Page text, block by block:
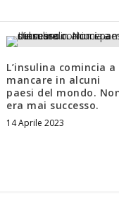
L’insulina comincia a
mancare in alcuni
paesi del mondo.
era mai successo.
14 Aprile 2023